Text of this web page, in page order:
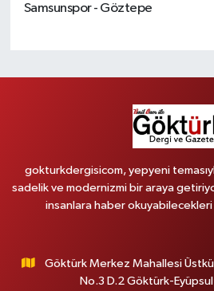
Samsunspor - Göztepe
gokturkdergisicom, yepyeni
sadelik ve modernizmi bir araya
insanlara haber okuyabilecekleri
Göktürk Merkez Mahallesi
No.3 D.2 Göktürk-